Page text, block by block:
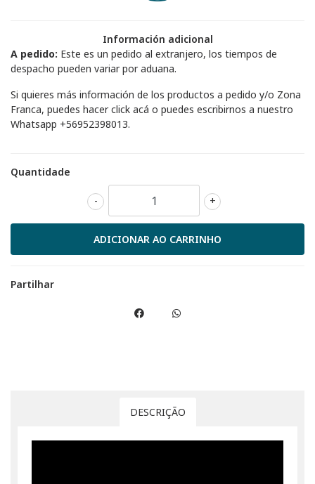
Información adicional
A pedido: Este es un pedido al extranjero, los tiempos de
despacho pueden variar por aduana.
Si quieres más información de los productos a pedido y/o Zona
Franca, puedes hacerclick acá o puedes escribirnos a nuestro
Whatsapp +56952398013.
Quantidade
+
-
Partilhar
DESCRIÇÃO